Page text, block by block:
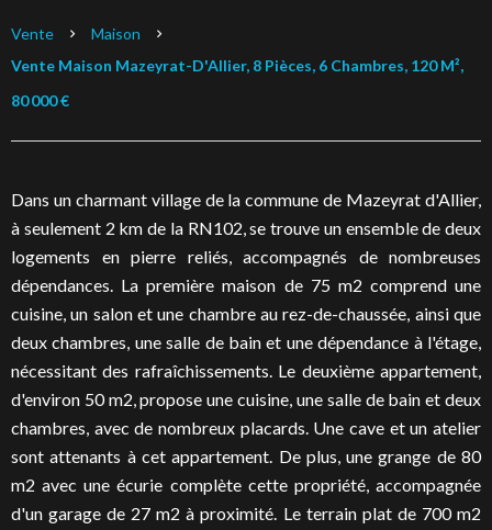
Vente
Maison
Vente Maison Mazeyrat-D'Allier, 8 Pièces, 6 Chambres, 120 M²,
80 000 €
Dans un charmant village de la commune de Mazeyrat d'Allier,
à seulement 2 km de la RN102, se trouve un ensemble de deux
logements en pierre reliés, accompagnés de nombreuses
dépendances. La première maison de 75 m2 comprend une
cuisine, un salon et une chambre au rez-de-chaussée, ainsi que
deux chambres, une salle de bain et une dépendance à l'étage,
nécessitant des rafraîchissements. Le deuxième appartement,
d'environ 50 m2, propose une cuisine, une salle de bain et deux
chambres, avec de nombreux placards. Une cave et un atelier
sont attenants à cet appartement. De plus, une grange de 80
m2 avec une écurie complète cette propriété, accompagnée
d'un garage de 27 m2 à proximité. Le terrain plat de 700 m2